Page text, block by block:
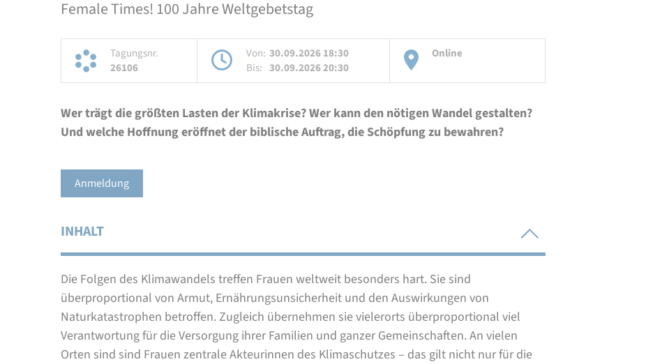
Female Times! 100 Jahre Weltgebetstag
Tagungsnr.
26106
Von: 30.09.2026 18:30
Bis: 30.09.2026 20:30
Online
Wer trägt die größten Lasten der Klimakrise? Wer kann den nötigen Wandel gestalten?
Und welche Hoffnung eröffnet der biblische Auftrag, die Schöpfung zu bewahren?
Anmeldung
INHALT
Die Folgen des Klimawandels treffen Frauen weltweit besonders hart. Sie sind
überproportional von Armut, Ernährungsunsicherheit und den Auswirkungen von
Naturkatastrophen betroffen. Zugleich übernehmen sie vielerorts überproportional viel
Verantwortung für die Versorgung ihrer Familien und ganzer Gemeinschaften. An vielen
Orten sind sind Frauen zentrale Akteurinnen des Klimaschutzes – das gilt nicht nur für die